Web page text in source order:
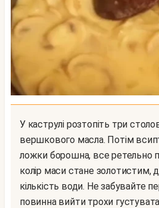
У каструлі розтопіть три столові ложки
вершкового масла. Потім
ложки борошна, все ретельно
колір маси стане золотистим,
кількість води. Не забувайте
повинна вийти трохи